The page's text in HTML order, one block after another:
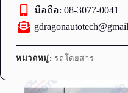
มือถือ: 08-3077-0041
หมวดหมู่:รถโดยสาร